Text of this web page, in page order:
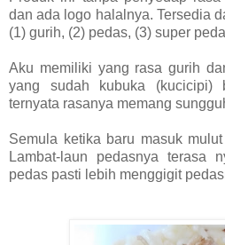
dan ada logo halalnya. Tersedia
(1) gurih, (2) pedas, (3) super
Aku memiliki yang rasa gurih
yang sudah kubuka (kucicipi)
ternyata rasanya memang
Semula ketika baru masuk
Lambat-laun pedasnya terasa
pedas pasti lebih menggigit